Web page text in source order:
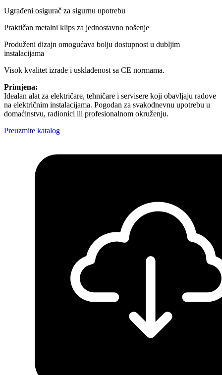
Ugrađeni osigurač za sigurnu upotrebu
Praktičan metalni klips za jednostavno nošenje
Produženi dizajn omogućava bolju dostupnost u dubljim
instalacijama
Visok kvalitet izrade i usklađenost sa CE normama.
Primjena:
Idealan alat za električare, tehničare i servisere koji obavljaju radove
na električnim instalacijama. Pogodan za svakodnevnu upotrebu u
domaćinstvu, radionici ili profesionalnom okruženju.
Preuzmite katalog